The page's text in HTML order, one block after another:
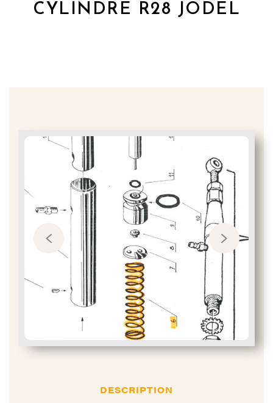
CYLINDRE R28 JODEL
DESCRIPTION